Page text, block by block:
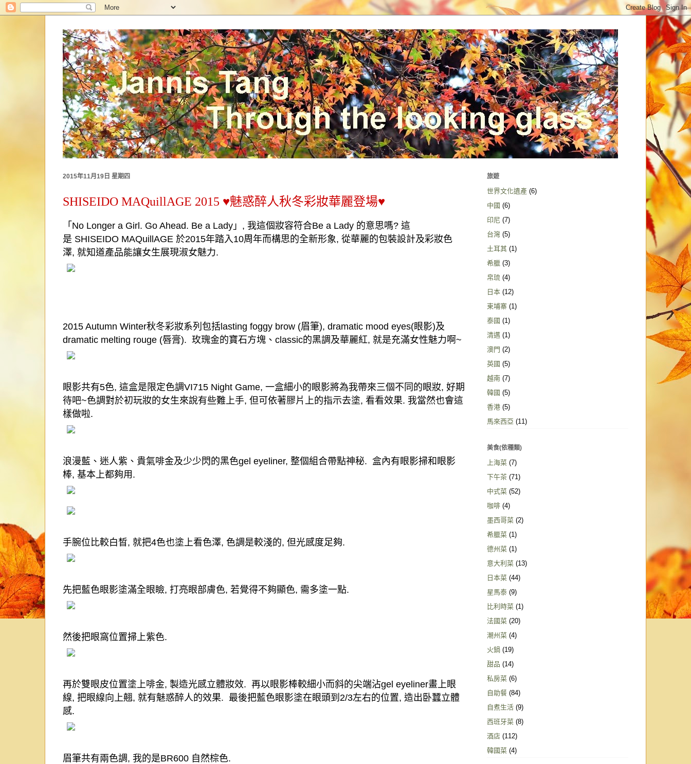
2015年11月19日 星期四
SHISEIDO MAQuillAGE 2015 ♥魅惑醉人秋冬彩妝華麗登場♥
「 No Longer a Girl. Go Ahead. Be a Lady 」 , 我這個妝容符合Be a Lady 的意思嗎? 這
是 SHISEIDO MAQuillAGE 於2015年踏入 10周年而構思的全新形象, 從華麗的包裝設計及彩妝色
澤, 就知道產品能讓女生展現淑女魅力.
2015 Autumn Winter秋冬彩妝系列包括lasting foggy brow (眉筆), dramatic mood eyes(眼影)及
dramatic melting rouge (唇膏). 玫瑰金的寶石方塊、 classic的黑調及華麗紅, 就是充滿女性魅力啊~
眼影共有5色, 這盒是限定色調VI715 Night Game, 一盒細小的眼影將為我帶來三個不同的眼妝, 好期
待吧~色調對於初玩妝的女生來說有些難上手, 但可依著膠片上的指示去塗, 看看效果. 我當然也會這
樣做啦.
浪漫藍、迷人紫、貴氣啡金及少少閃的黑色gel eyeliner, 整個組合帶點神秘. 盒內有眼影掃和眼影
棒, 基本上都夠用 .
手腕位比較白晳, 就把4色也塗上看色澤, 色調是較淺的, 但光感度足夠.
先把藍色眼影塗滿全眼瞼, 打亮眼部膚色, 若覺得不夠顯色, 需多塗一點.
然後把眼窩位置掃上紫色.
再於雙眼皮位置塗上啡金, 製造光感立體妝效. 再以眼影棒較細小而斜的尖端沾gel eyeliner畫上眼
線, 把眼線向上翹, 就有魅惑醉人的效果. 最後把藍色眼影塗在眼頭到 2/3左右的位置, 造出卧蠶立體
感.
眉筆共有兩色調, 我的是BR600 自然棕色.
旅遊
世界文化遺產 (6)
中國 (6)
印尼 (7)
台灣 (5)
土耳其 (1)
希臘 (3)
帛琉 (4)
日本 (12)
柬埔寨 (1)
泰國 (1)
清邁 (1)
澳門 (2)
英國 (5)
越南 (7)
韓國 (5)
香港 (5)
馬來西亞 (11)
美食(依種類)
上海菜 (7)
下午茶 (71)
中式菜 (52)
咖啡 (4)
墨西哥菜 (2)
希臘菜 (1)
德州菜 (1)
意大利菜 (13)
日本菜 (44)
星馬泰 (9)
比利時菜 (1)
法國菜 (20)
潮州菜 (4)
火鍋 (19)
甜品 (14)
私房菜 (6)
自助餐 (84)
自煮生活 (9)
西班牙菜 (8)
酒店 (112)
韓國菜 (4)